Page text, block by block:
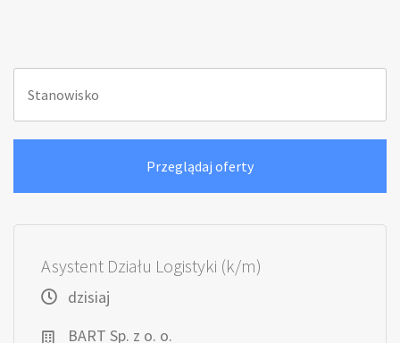
Asystent Działu Logistyki (k/m)
dzisiaj
BART Sp. z o. o.